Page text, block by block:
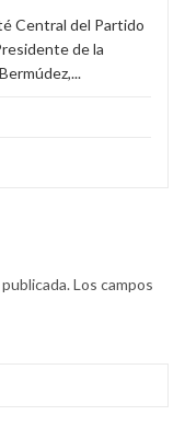
Central del Partido
de la
Los campos